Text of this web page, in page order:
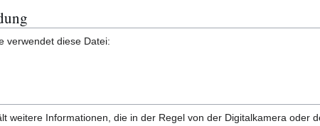
verwendet diese Datei:
weitere Informationen, die in der Regel von der Digitalkamera